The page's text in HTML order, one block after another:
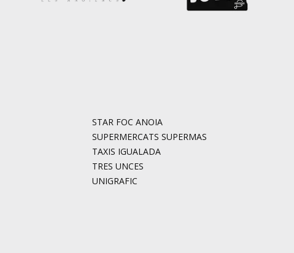
STAR FOC ANOIA
SUPERMERCATS SUPERMAS
TAXIS IGUALADA
TRES UNCES
UNIGRAFIC